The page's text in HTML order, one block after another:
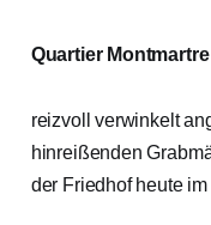
Quartier Montmartre
reizvoll verwinkelt
hinreißenden
der Friedhof heute